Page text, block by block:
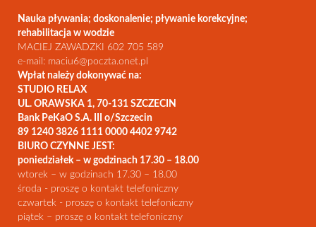
Nauka pływania; doskonalenie; pływanie korekcyjne;
rehabilitacja w wodzie
MACIEJ ZAWADZKI 602 705 589
e-mail: maciu6@poczta.onet.pl
Wpłat należy dokonywać na:
STUDIO RELAX
UL. ORAWSKA 1, 70-131 SZCZECIN
Bank PeKaO S.A. III o/Szczecin
89 1240 3826 1111 0000 4402 9742
BIURO CZYNNE JEST:
poniedziałek – w godzinach 17.30 – 18.00
wtorek – w godzinach 17.30 – 18.00
środa - proszę o kontakt telefoniczny
czwartek - proszę o kontakt telefoniczny
piątek – proszę o kontakt telefoniczny